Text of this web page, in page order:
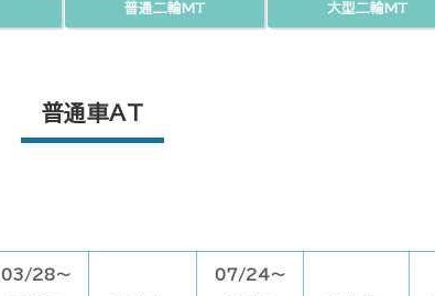
普通二輪MT 大型二輪MT
普通車AT
03/28～
07/24～